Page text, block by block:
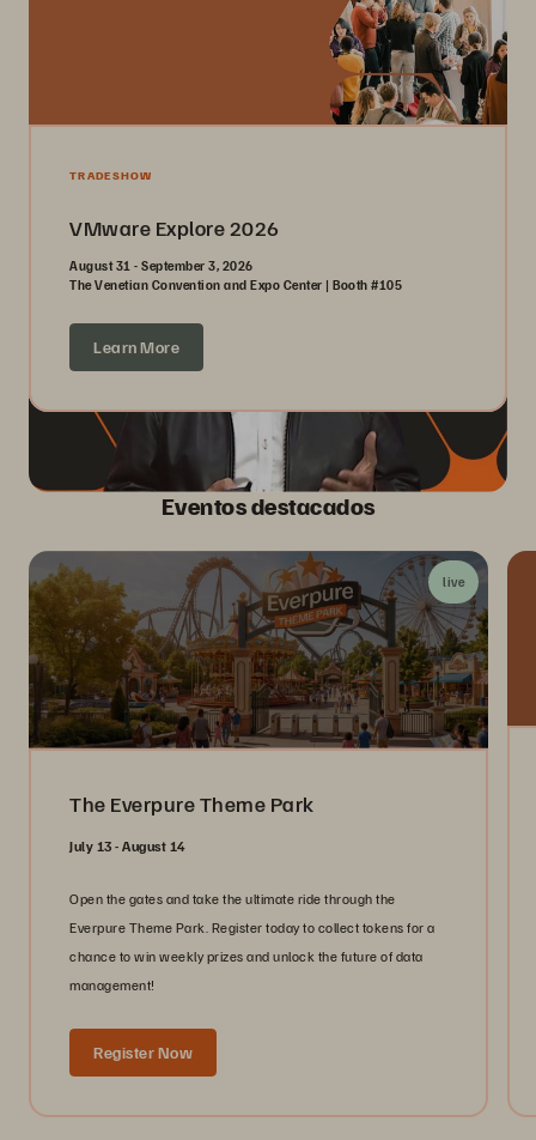
TRADESHOW
VMware Explore 2026
August 31 - September 3, 2026
The Venetian Convention and Expo Center | Booth #105
Learn More
Eventos destacados
live
The Everpure Theme Park
July 13 - August 14
Open the gates and take the ultimate ride through the
Everpure Theme Park. Register today to collect tokens for a
chance to win weekly prizes and unlock the future of data
management!
Register Now